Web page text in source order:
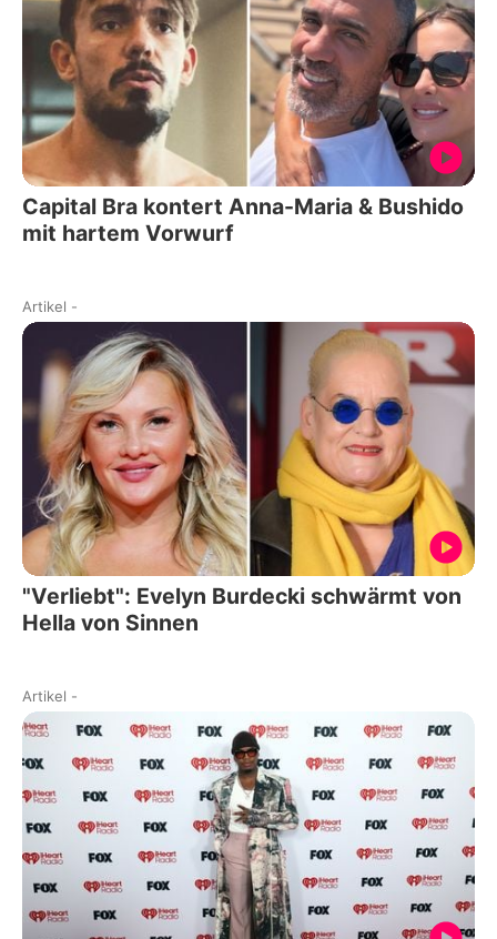
Capital Bra kontert Anna-Maria & Bushido
mit hartem Vorwurf
Artikel -
"Verliebt": Evelyn Burdecki schwärmt von
Hella von Sinnen
Artikel -